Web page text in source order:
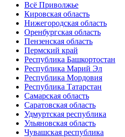
Всё Приволжье
Кировская область
Нижегородская область
Оренбургская область
Пензенская область
Пермский край
Республика Башкортостан
Республика Марий Эл
Республика Мордовия
Республика Татарстан
Самарская область
Саратовская область
Удмуртская республика
Ульяновская область
Чувашская республика